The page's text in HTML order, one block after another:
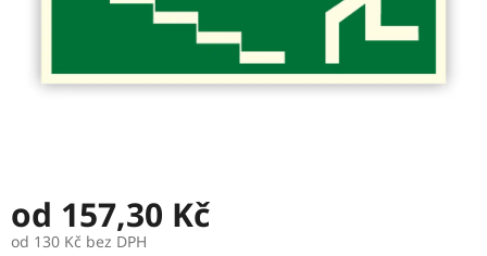
od 157,30 Kč
od 130 Kč bez DPH